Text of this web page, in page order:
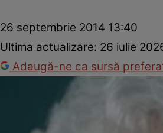
26 septembrie 2014 13:40
Ultima actualizare: 26 iulie
Adaugă-ne ca sursă